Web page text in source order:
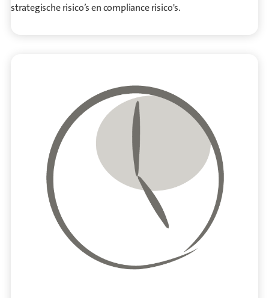
strategische risico’s en compliance risico's.